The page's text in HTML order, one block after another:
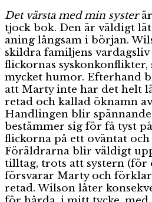
Det värsta med min systerär
tjock bok. Den är väldigt
aning långsam i början.
skildra familjens
flickornas
mycket humor. Efterhand
att Marty inte har det helt
retad och kallad öknamn
Handlingen blir
bestämmer sig för få tyst
flickorna på ett oväntat
Föräldrarna blir väldigt
tilltag, trots att systern (för
försvarar Marty och
retad. Wilson låter